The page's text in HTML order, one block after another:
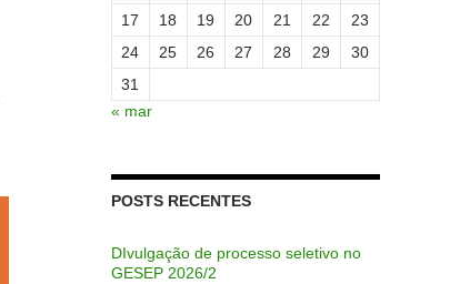
17
18 19 20 21 22
23
24
25 26 27 28 29
30
31
« mar
POSTS RECENTES
DIvulgação de processo seletivo no
GESEP 2026/2